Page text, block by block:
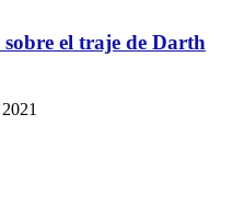
el traje de Darth